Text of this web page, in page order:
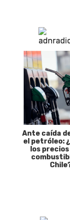
Ante caída
el petróleo:
los